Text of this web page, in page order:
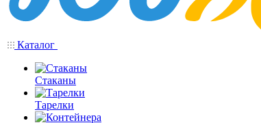
Каталог
Стаканы
Тарелки